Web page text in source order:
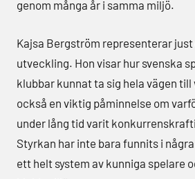
genom många år i samma miljö.
Kajsa Bergström representerar just
utveckling. Hon visar hur svenska
klubbar kunnat ta sig hela vägen
också en viktig påminnelse om
under lång tid varit
Styrkan har inte bara funnits i
ett helt system av kunniga spelare